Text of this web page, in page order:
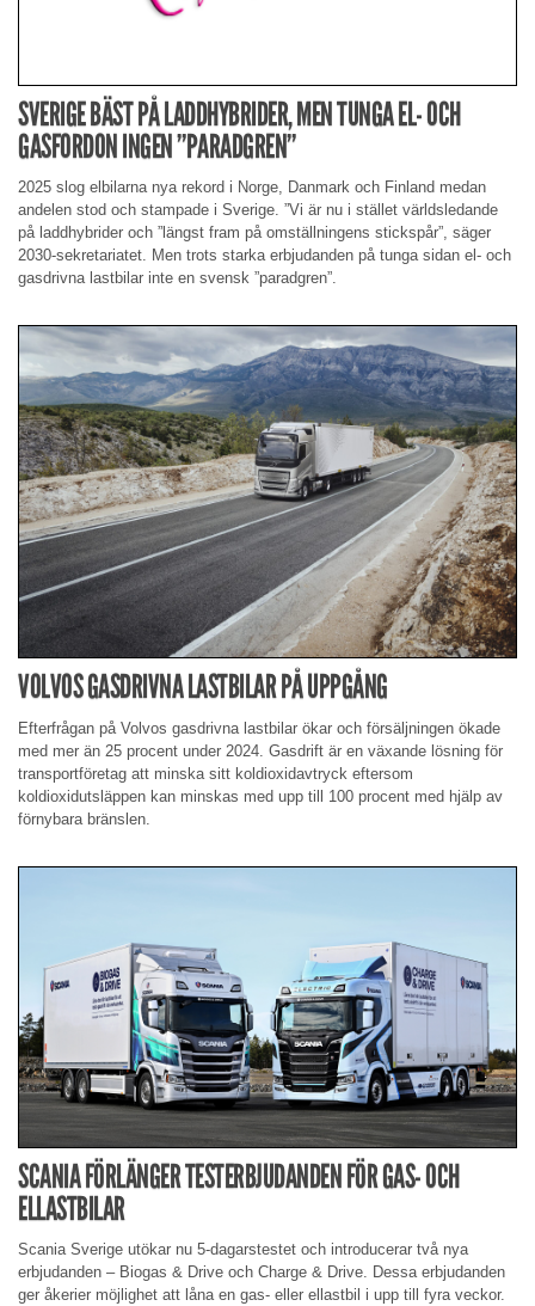
SVERIGE BÄST PÅ LADDHYBRIDER, MEN TUNGA EL- OCH
GASFORDON INGEN ”PARADGREN”
2025 slog elbilarna nya rekord i Norge, Danmark och Finland medan
andelen stod och stampade i Sverige. ”Vi är nu i stället världsledande
på laddhybrider och ”längst fram på omställningens stickspår”, säger
2030-sekretariatet. Men trots starka erbjudanden på tunga sidan el- och
gasdrivna lastbilar inte en svensk ”paradgren”.
VOLVOS GASDRIVNA LASTBILAR PÅ UPPGÅNG
Efterfrågan på Volvos gasdrivna lastbilar ökar och försäljningen ökade
med mer än 25 procent under 2024. Gasdrift är en växande lösning för
transportföretag att minska sitt koldioxidavtryck eftersom
koldioxidutsläppen kan minskas med upp till 100 procent med hjälp av
förnybara bränslen.
SCANIA FÖRLÄNGER TESTERBJUDANDEN FÖR GAS- OCH
ELLASTBILAR
Scania Sverige utökar nu 5-dagarstestet och introducerar två nya
erbjudanden – Biogas & Drive och Charge & Drive. Dessa erbjudanden
ger åkerier möjlighet att låna en gas- eller ellastbil i upp till fyra veckor.